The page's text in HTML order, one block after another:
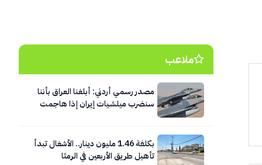
ملاعب
مصدر رسمي أردني: أبلغنا العراق بأننا
سنضرب ميلشيات إيران إذا هاجمت
بكلفة 1.46 مليون دينار.. الأشغال تبدأ
تأهيل طريق الأربعين في الرمثا